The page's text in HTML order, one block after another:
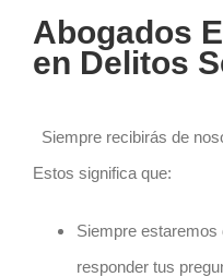
Abogados
en Delitos
Siempre recibirás de
Estos significa que:
Siempre
responder tus